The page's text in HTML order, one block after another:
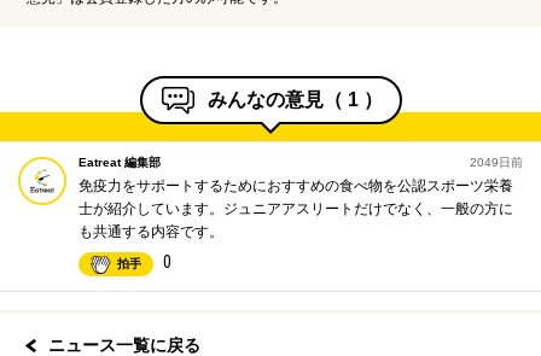
みんなの意見（ 1 ）
Eatreat 編集部 2049日前
免疫力をサポートするためにおすすめの食べ物を公認スポーツ栄養
士が紹介しています。ジュニアアスリートだけでなく、一般の方に
も共通する内容です。
拍手 0
ニュース一覧に戻る